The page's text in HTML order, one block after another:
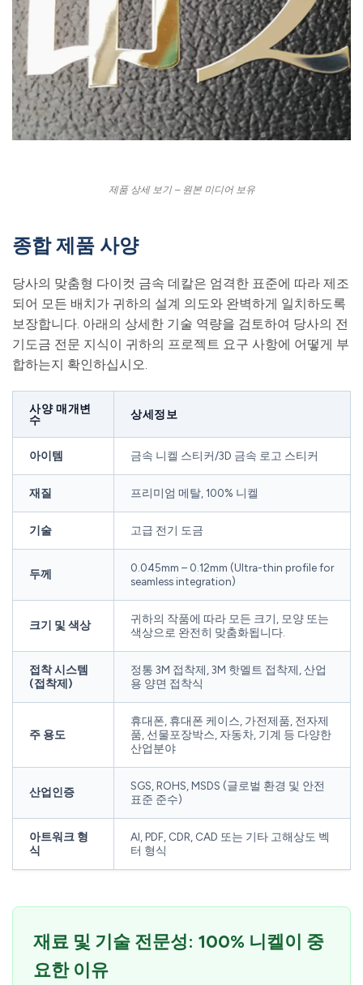
제품 상세 보기 – 원본 미디어 보유
종합 제품 사양
당사의 맞춤형 다이컷 금속 데칼은 엄격한 표준에 따라 제조
되어 모든 배치가 귀하의 설계 의도와 완벽하게 일치하도록
보장합니다. 아래의 상세한 기술 역량을 검토하여 당사의 전
기도금 전문 지식이 귀하의 프로젝트 요구 사항에 어떻게 부
합하는지 확인하십시오.
사양 매개변
수
상세정보
아이템 금속 니켈 스티커/3D 금속 로고 스티커
재질 프리미엄 메탈, 100% 니켈
기술 고급 전기 도금
두께
0.045mm – 0.12mm (Ultra-thin profile for
seamless integration)
크기 및 색상
귀하의 작품에 따라 모든 크기, 모양 또는
색상으로 완전히 맞춤화됩니다.
접착 시스템
(접착제)
정통 3M 접착제, 3M 핫멜트 접착제, 산업
용 양면 접착식
주 용도
휴대폰, 휴대폰 케이스, 가전제품, 전자제
품, 선물포장박스, 자동차, 기계 등 다양한
산업분야
산업인증
SGS, ROHS, MSDS (글로벌 환경 및 안전
표준 준수)
아트워크 형
식
AI, PDF, CDR, CAD 또는 기타 고해상도 벡
터 형식
재료 및 기술 전문성: 100% 니켈이 중
요한 이유